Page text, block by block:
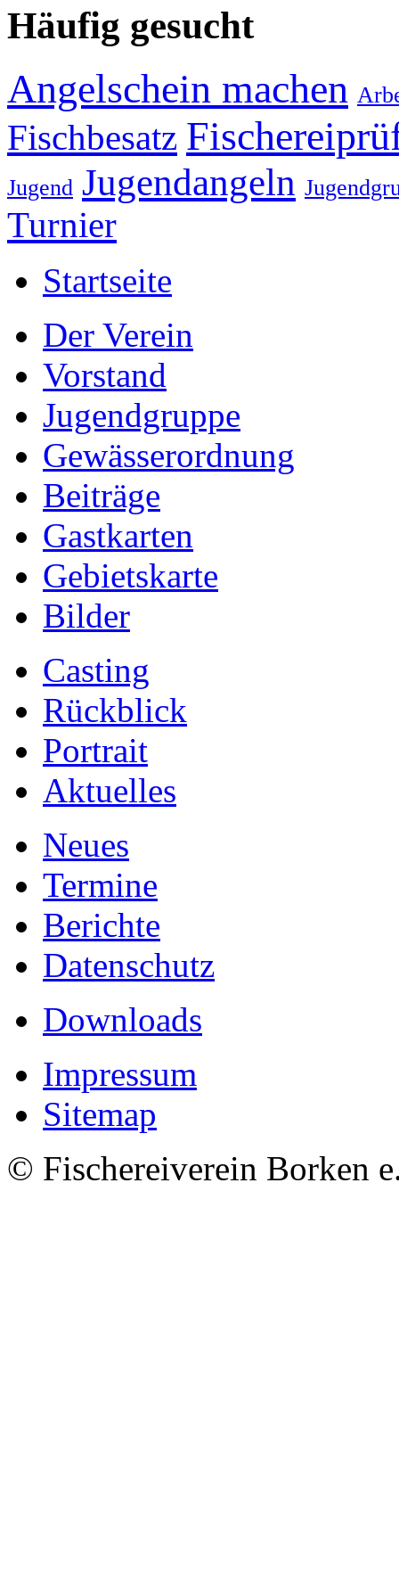
Häufig gesucht
Angelschein machen
Fischbesatz
Jugend Jugendangeln
Turnier
Startseite
Der Verein
Vorstand
Jugendgruppe
Gewässerordnung
Beiträge
Gastkarten
Gebietskarte
Bilder
Casting
Rückblick
Portrait
Aktuelles
Neues
Termine
Berichte
Datenschutz
Downloads
Impressum
Sitemap
© Fischereiverein Borken